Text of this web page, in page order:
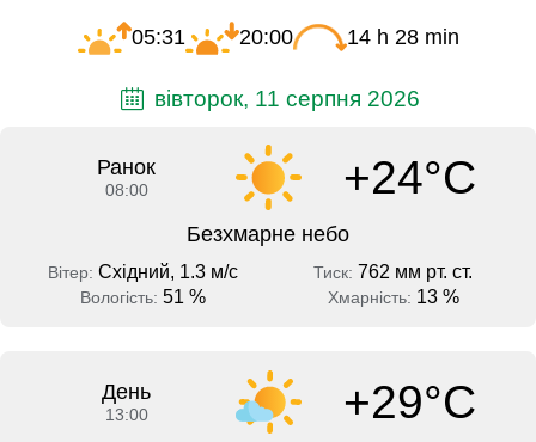
05:31 20:00 14 h 28 min
вівторок, 11 серпня 2026
Ранок
08:00 +24°C
Безхмарне небо
Вітер: Східний, 1.3 м/с Тиск: 762 мм рт. ст.
Вологість: 51 % Хмарність: 13 %
День
13:00 +29°C